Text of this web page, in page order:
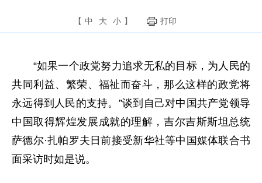
【 中 大 小 】 打印
“如果一个政党努力追求无私的目标，为人民的
共同利益、繁荣、福祉而奋斗，那么这样的政党将
永远得到人民的支持。”谈到自己对中国共产党领导
中国取得辉煌发展成就的理解，吉尔吉斯斯坦总统
萨德尔·扎帕罗夫日前接受新华社等中国媒体联合书
面采访时如是说。